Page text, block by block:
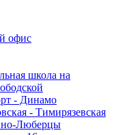
офис
школа на
- Динамо
- Тимирязевская
Люберцы